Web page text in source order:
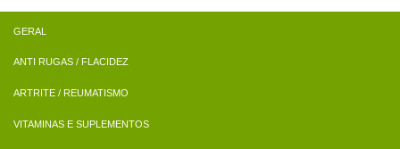
ANTI RUGAS / FLACIDEZ
ARTRITE / REUMATISMO
VITAMINAS E SUPLEMENTOS